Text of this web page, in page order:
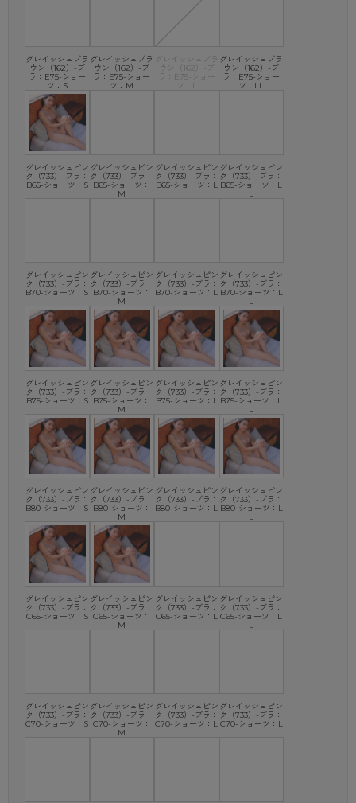
グレイッシュブラ
ウン（162）-ブ
ラ：E75-ショー
ツ：S
グレイッシュブラ
ウン（162）-ブ
ラ：E75-ショー
ツ：M
グレイッシュブラ
ウン（162）-ブ
ラ：E75-ショー
ツ：L
グレイッシュブラ
ウン（162）-ブ
ラ：E75-ショー
ツ：LL
グレイッシュピン
ク（733）-ブラ：
B65-ショーツ：S
グレイッシュピン
ク（733）-ブラ：
B65-ショーツ：
M
グレイッシュピン
ク（733）-ブラ：
B65-ショーツ：L
グレイッシュピン
ク（733）-ブラ：
B65-ショーツ：L
L
グレイッシュピン
ク（733）-ブラ：
B70-ショーツ：S
グレイッシュピン
ク（733）-ブラ：
B70-ショーツ：
M
グレイッシュピン
ク（733）-ブラ：
B70-ショーツ：L
グレイッシュピン
ク（733）-ブラ：
B70-ショーツ：L
L
グレイッシュピン
ク（733）-ブラ：
B75-ショーツ：S
グレイッシュピン
ク（733）-ブラ：
B75-ショーツ：
M
グレイッシュピン
ク（733）-ブラ：
B75-ショーツ：L
グレイッシュピン
ク（733）-ブラ：
B75-ショーツ：L
L
グレイッシュピン
ク（733）-ブラ：
B80-ショーツ：S
グレイッシュピン
ク（733）-ブラ：
B80-ショーツ：
M
グレイッシュピン
ク（733）-ブラ：
B80-ショーツ：L
グレイッシュピン
ク（733）-ブラ：
B80-ショーツ：L
L
グレイッシュピン
ク（733）-ブラ：
C65-ショーツ：S
グレイッシュピン
ク（733）-ブラ：
C65-ショーツ：
M
グレイッシュピン
ク（733）-ブラ：
C65-ショーツ：L
グレイッシュピン
ク（733）-ブラ：
C65-ショーツ：L
L
グレイッシュピン
ク（733）-ブラ：
C70-ショーツ：S
グレイッシュピン
ク（733）-ブラ：
C70-ショーツ：
M
グレイッシュピン
ク（733）-ブラ：
C70-ショーツ：L
グレイッシュピン
ク（733）-ブラ：
C70-ショーツ：L
L